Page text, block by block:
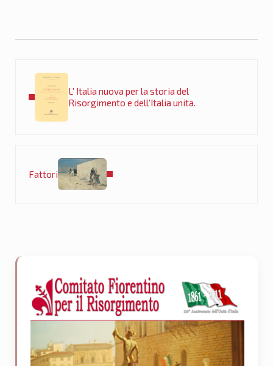
L’ Italia nuova per la storia del
Risorgimento e dell’Italia unita.
Fattori
Sidebar